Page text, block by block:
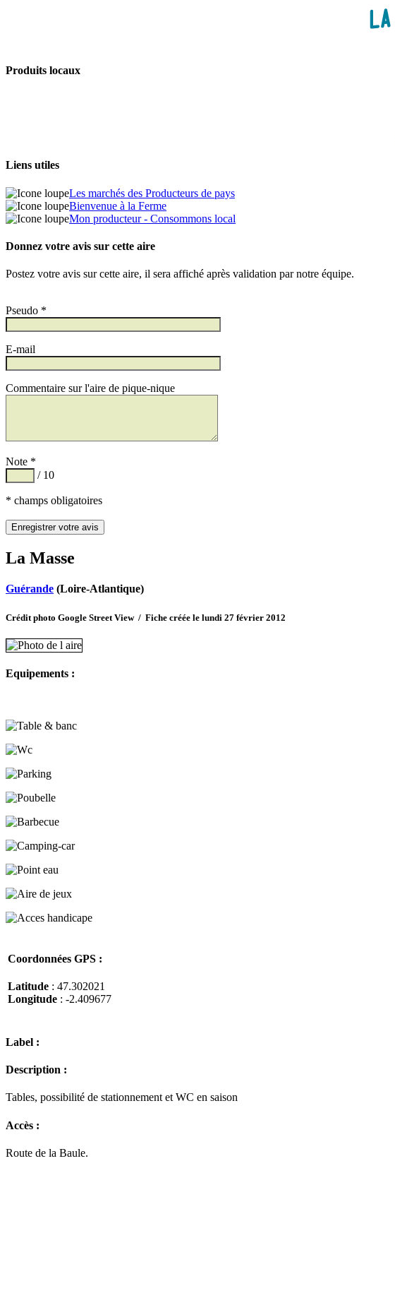
Produits locaux
Liens utiles
Les marchés des Producteurs de pays
Bienvenue à la Ferme
Mon producteur - Consommons local
Donnez votre avis sur cette aire
Postez votre avis sur cette aire, il sera affiché après validation par notre équipe.
Pseudo *
E-mail
Commentaire sur l'aire de pique-nique
Note *
/ 10
* champs obligatoires
La Masse
Guérande (Loire-Atlantique)
Crédit photo Google Street View / Fiche créée le lundi 27 février 2012
Equipements :
Coordonnées GPS :
Latitude : 47.302021
Longitude : -2.409677
Label :
Description :
Tables, possibilité de stationnement et WC en saison
Accès :
Route de la Baule.